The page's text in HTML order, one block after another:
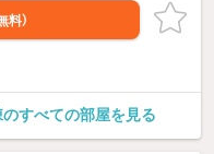
料）
すべての部屋を見る